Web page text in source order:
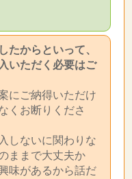
たからといって、
いただく必要はご
にご納得いただけ
くお断りくださ
しないに関わりな
ままで大丈夫か
味があるから話だ